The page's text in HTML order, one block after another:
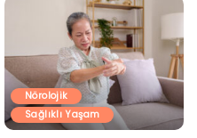
Nörolojik
Sağlıklı Yaşam